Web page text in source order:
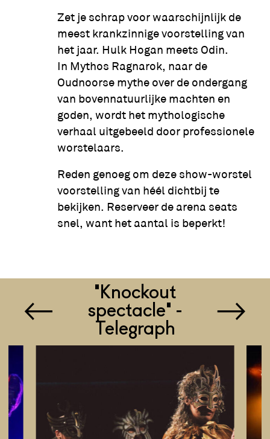
Zet je schrap voor waarschijnlijk de
meest krankzinnige voorstelling van
het jaar. Hulk Hogan meets Odin.
In Mythos Ragnarok, naar de
Oudnoorse mythe over de ondergang
van bovennatuurlijke machten en
goden, wordt het mythologische
verhaal uitgebeeld door professionele
worstelaars.
Reden genoeg om deze show-worstel
voorstelling van héél dichtbij te
bekijken. Reserveer de arena seats
snel, want het aantal is beperkt!
'Knockout
spectacle' -
Telegraph